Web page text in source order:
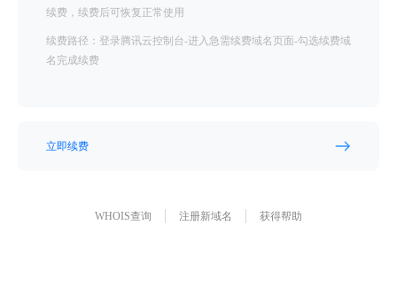
续费，续费后可恢复正常使用
续费路径：登录腾讯云控制台-进入急需续费域名页面-勾选续费域
名完成续费
立即续费
WHOIS查询 注册新域名 获得帮助